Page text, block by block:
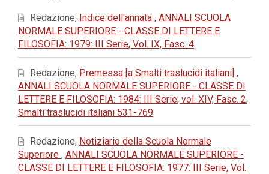
Redazione, Indice dell'annata , ANNALI SCUOLA
NORMALE SUPERIORE - CLASSE DI LETTERE E
FILOSOFIA: 1979: III Serie, Vol. IX, Fasc. 4
Redazione, Premessa [a Smalti traslucidi italiani] ,
ANNALI SCUOLA NORMALE SUPERIORE - CLASSE DI
LETTERE E FILOSOFIA: 1984: III Serie, vol. XIV, Fasc. 2,
Smalti traslucidi italiani 531-769
Redazione, Notiziario della Scuola Normale
Superiore , ANNALI SCUOLA NORMALE SUPERIORE -
CLASSE DI LETTERE E FILOSOFIA: 1977: III Serie, Vol.